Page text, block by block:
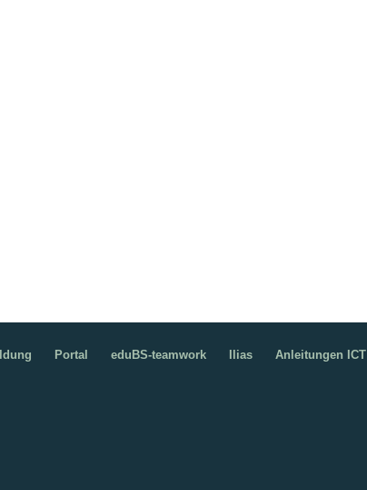
Portal eduBS-teamwork Ilias Anleitungen ICT